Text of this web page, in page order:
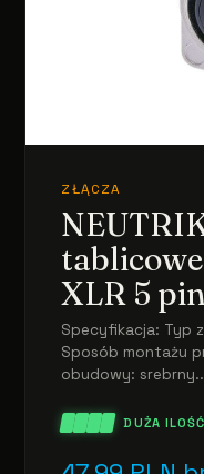
ZŁĄCZA
XLR 5
Specyfikacja: Typ
Sposób montażu
obudowy:
DUŻA ILOŚĆ